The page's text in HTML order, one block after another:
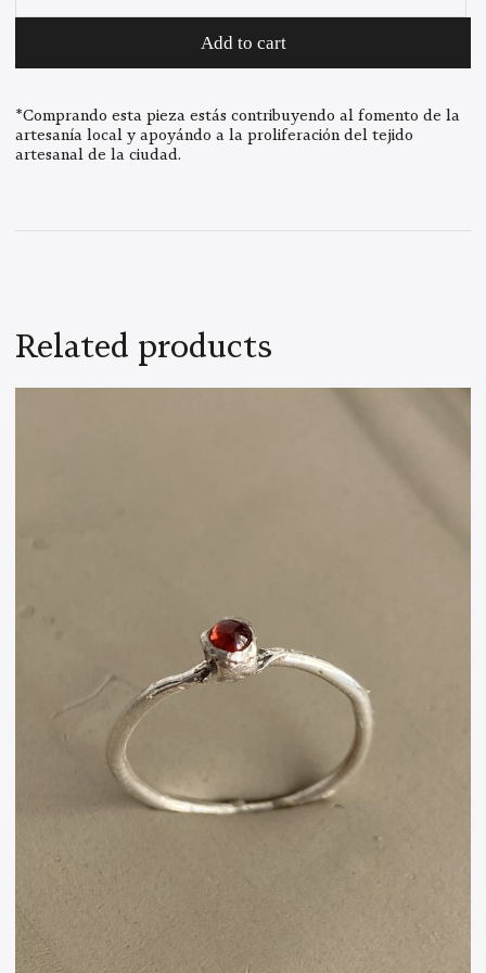
Add to cart
*Comprando esta pieza estás contribuyendo al fomento de la
artesanía local y apoyándo a la proliferación del tejido
artesanal de la ciudad.
Related products